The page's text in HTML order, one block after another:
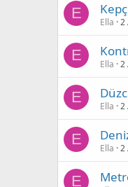
E
Ella 2
E
Ella 2
E
Ella 2
E
Ella 2
E